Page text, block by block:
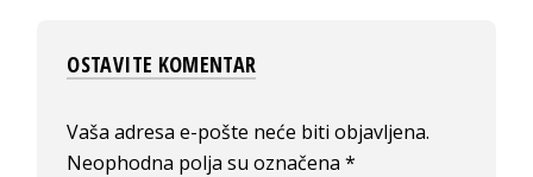
OSTAVITE KOMENTAR
Vaša adresa e-pošte neće biti objavljena.
Neophodna polja su označena*